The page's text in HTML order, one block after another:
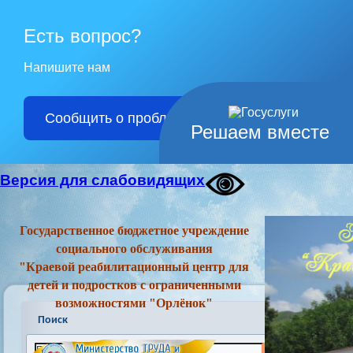
Решаем вместе
Есть вопрос?
Напишите нам
Сообщить о проблеме
Версия для слабовидящих
Государственное бюджетное учреждение
социального обслуживания
"Краевой реабилитационный центр для
детей и подростков с ограниченными
возможностями "Орлёнок"
Поиск